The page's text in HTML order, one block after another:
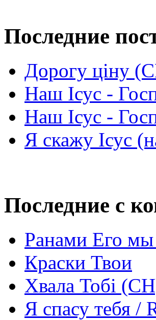
Последние
Дорогу ціну
Наш Ісус -
Наш Ісус -
Я скажу Ісус
Последние с
Ранами Его мы
Краски Твои
Хвала Тобі
Я спасу тебя /